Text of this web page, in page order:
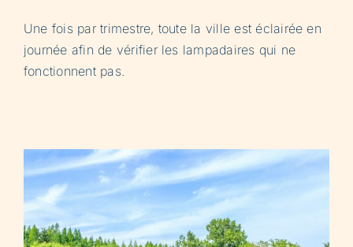
Une fois par trimestre, toute la ville est éclairée en
journée afin de vérifier les lampadaires qui ne
fonctionnent pas.